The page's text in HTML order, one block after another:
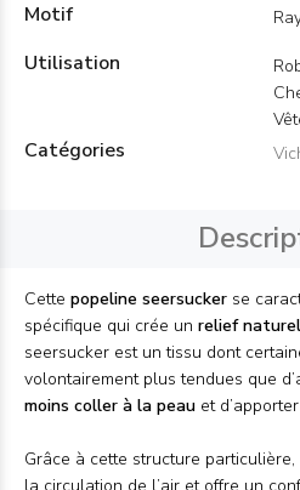
Motif
Utilisation
Catégories
Cette popeline seersucker se
spécifique qui crée un relief
seersucker est un tissu dont
volontairement plus tendues que
moins coller à la peau et
Grâce à cette structure particulière,